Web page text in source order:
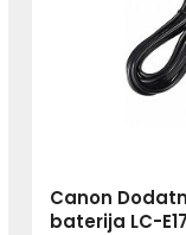
Canon
baterija LC-